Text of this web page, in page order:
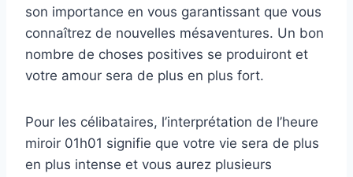
son importance en vous garantissant que vous
connaîtrez de nouvelles mésaventures. Un bon
nombre de choses positives se produiront et
votre amour sera de plus en plus fort.
Pour les célibataires, l’interprétation de l’heure
miroir 01h01 signifie que votre vie sera de plus
en plus intense et vous aurez plusieurs